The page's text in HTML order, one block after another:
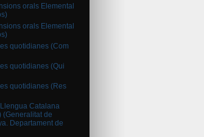
orals Elemental
orals Elemental
quotidianes (Com
quotidianes (Qui
quotidianes (Res
Catalana
(Generalitat de
Departament de